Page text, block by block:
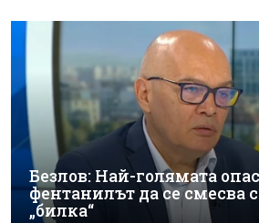
Безлов: Най-голямата
фентанилът да се смесва
„билка“